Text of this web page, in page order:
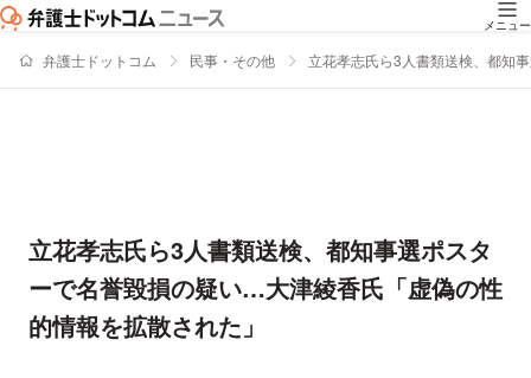
メニュー
弁護士ドットコム 民事・その他 立花孝志氏ら3人書類送検、都知
立花孝志氏ら3人書類送検、都知事選ポスタ
ーで名誉毀損の疑い…大津綾香氏「虚偽の性
的情報を拡散された」